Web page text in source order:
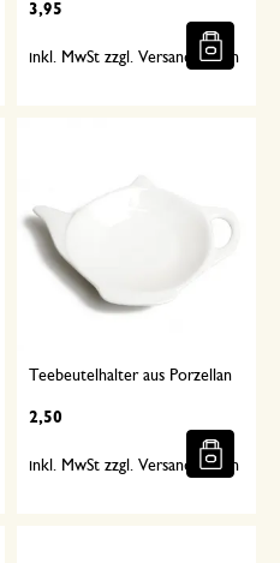
3,95
inkl. MwSt zzgl. Versandkosten
Teebeutelhalter aus Porzellan
2,50
inkl. MwSt zzgl. Versandkosten